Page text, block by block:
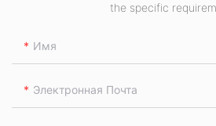
the specific
Имя
Электронная Почта